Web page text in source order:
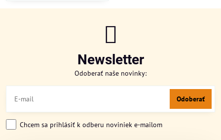
Newsletter
Odoberať naše novinky:
Odoberať
Chcem sa prihlásiť k odberu noviniek e-mailom